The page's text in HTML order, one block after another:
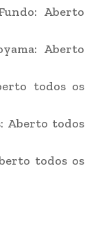
Aberto
Aberto
todos os
Aberto todos
todos os